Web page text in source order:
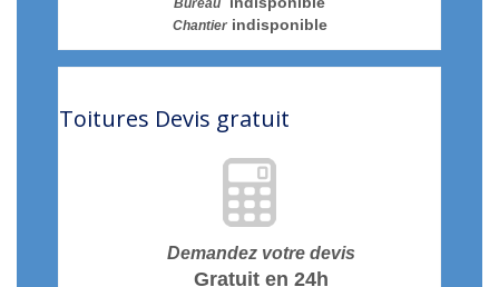
Bureau
Chantierindisponible
Toitures Devis gratuit
Demandez votre devis
Gratuit en 24h